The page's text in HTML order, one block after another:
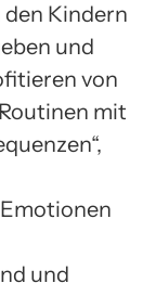
den Kindern
und
von
mit
und